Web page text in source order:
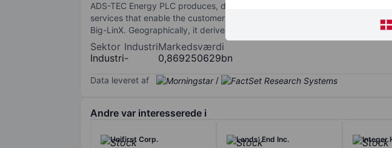
ADS-TEC Energy PLC produces, develops, and markets battery-buffered
services that enable the customer to control and manage the system. The
Big-LinX. Geographically, it derives a majority of its revenue from Germany.
Sektor
Industri
Industri
-
Markedsværdi
0,869250629bn
Data leveret af /
Andre var interesserede i
Unifirst Corp. Lands' End Inc. Integer